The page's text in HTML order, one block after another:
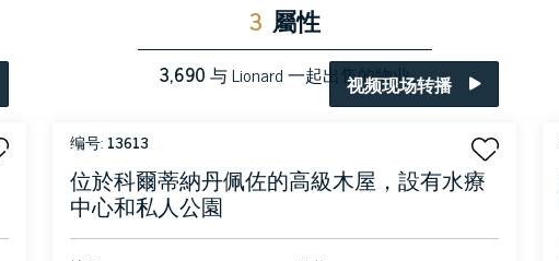
3 屬性
3,690与 Lionard 一起出售的物业
视频现场转播
编号: 13613
位於科爾蒂納丹佩佐的高級木屋，設有水療
中心和私人公園